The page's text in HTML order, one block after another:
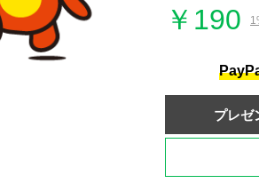
￥190
プレゼ